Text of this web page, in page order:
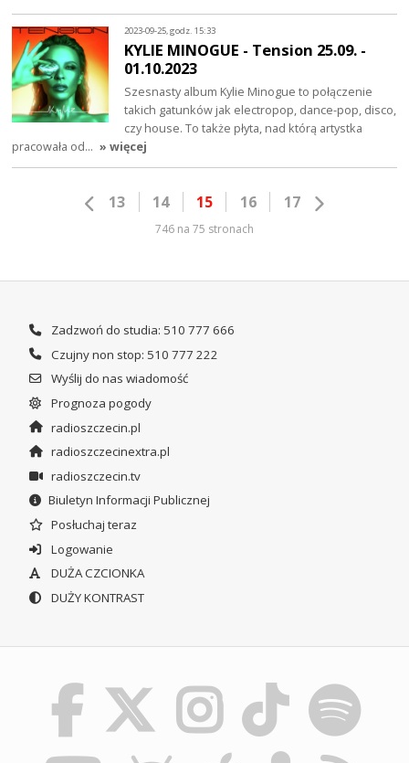
2023-09-25, godz. 15:33
KYLIE MINOGUE - Tension 25.09. -
01.10.2023
Szesnasty album Kylie Minogue to połączenie
takich gatunków jak electropop, dance-pop, disco,
czy house. To także płyta, nad którą artystka
pracowała od… » więcej
13 14 15 16 17
746 na 75 stronach
Zadzwoń do studia: 510 777 666
Czujny non stop: 510 777 222
Wyślij do nas wiadomość
Prognoza pogody
radioszczecin.pl
radioszczecinextra.pl
radioszczecin.tv
Biuletyn Informacji Publicznej
Posłuchaj teraz
Logowanie
DUŻA CZCIONKA
DUŻY KONTRAST